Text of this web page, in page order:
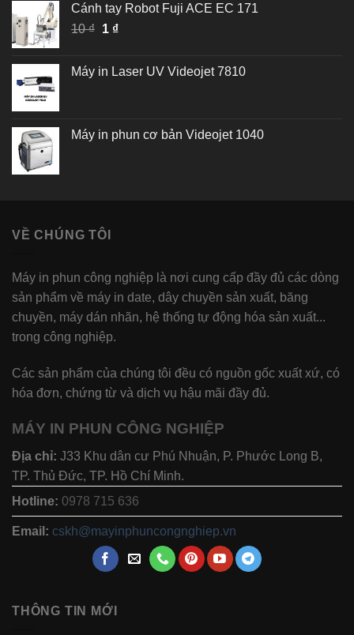
10 ₫.
là:
1 ₫.
Cánh tay Robot Fuji ACE EC 171
10₫ Giá
10 ₫.
1 ₫Giá
là:
Máy in Laser UV Videojet 7810
Máy in phun cơ bản Videojet 1040
VỀ CHÚNG TÔI
Máy in phun công nghiệp là nơi cung cấp đầy đủ các dòng
sản phẩm về máy in date, dây chuyền sản xuất, băng
chuyền, máy dán nhãn, hệ thống tự động hóa sản xuất...
trong công nghiệp.
Các sản phẩm của chúng tôi đều có nguồn gốc xuất xứ, có
hóa đơn, chứng từ và dịch vụ hậu mãi đầy đủ.
MÁY IN PHUN CÔNG NGHIỆP
Địa chỉ: J33 Khu dân cư Phú Nhuận, P. Phước Long B,
TP. Thủ Đức, TP. Hồ Chí Minh.
Hotline: 0978 715 636
Email: cskh@mayinphuncongnghiep.vn
THÔNG TIN MỚI